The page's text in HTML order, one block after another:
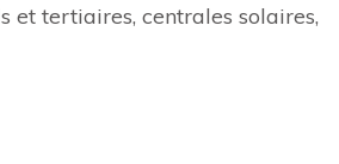
et tertiaires, centrales solaires,